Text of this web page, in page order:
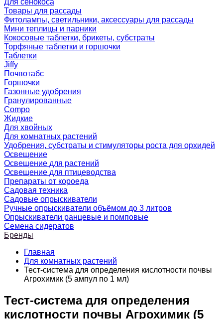
Для сенокоса
Товары для рассады
Фитолампы, светильники, аксессуары для рассады
Мини теплицы и парники
Кокосовые таблетки, брикеты, субстраты
Торфяные таблетки и горшочки
Таблетки
Jiffy
Почвотабс
Горшочки
Газонные удобрения
Гранулированные
Compo
Жидкие
Для хвойных
Для комнатных растений
Удобрения, субстраты и стимуляторы роста для орхидей
Освещение
Освещение для растений
Освещение для птицеводства
Препараты от короеда
Садовая техника
Садовые опрыскиватели
Ручные опрыскиватели объёмом до 3 литров
Опрыскиватели ранцевые и помповые
Семена сидератов
Бренды
Главная
Для комнатных растений
Тест-система для определения кислотности почвы
Агрохимик (5 ампул по 1 мл)
Тест-система для определения
кислотности почвы Агрохимик (5